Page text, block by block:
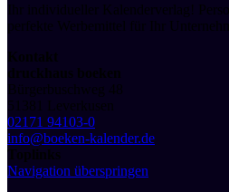
Ihr individueller Kalenderverlag!
perfekte Werbemittel für Ihr
Kontakt
druckhaus boeken
Bürgerbuschweg 48
51381 Leverkusen
02171 94103-0
info@boeken-kalender.de
Toplinks
Navigation überspringen